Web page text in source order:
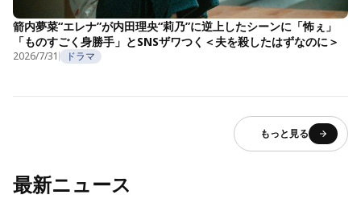
箭内夢菜“エレナ”が内田理央“莉乃”に逆上したシーンに「怖ぇ」
「ものすごく身勝手」とSNSザワつく＜夫を殺したはずなのに＞
2026/7/31 ドラマ
もっと見る
最新ニュース